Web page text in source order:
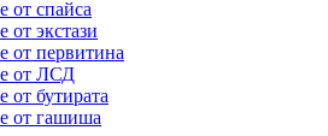
от спайса
от экстази
от первитина
от ЛСД
от бутирата
от гашиша